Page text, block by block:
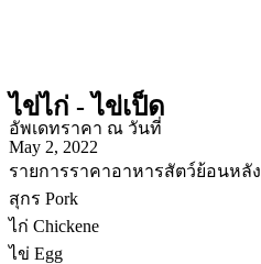
ไข่ไก่ - ไข่เป็ด
อัพเดทราคา ณ วันที่
May 2, 2022
รายการราคาอาหารสัตว์ย้อนหลัง
สุกร Pork
ไก่ Chickene
ไข่ Egg